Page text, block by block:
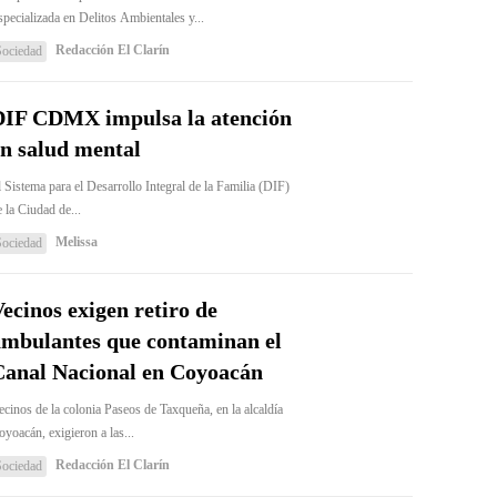
en Delitos Ambientales y...
Redacción El Clarín
CDMX impulsa la atención
salud mental
Sistema para el Desarrollo Integral de la Familia (DIF)
la Ciudad de...
Melissa
exigen retiro de
que contaminan el
Nacional en Coyoacán
de la colonia Paseos de Taxqueña, en la alcaldía
exigieron a las...
Redacción El Clarín